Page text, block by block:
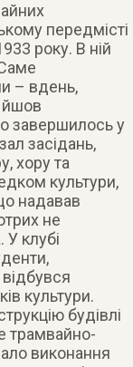
передмісті
року. В ній
– вдень,
йшов
завершилось у
засідань,
хору та
культури,
надавав
не
У клубі
відбувся
культури.
будівлі
трамвайно-
виконання